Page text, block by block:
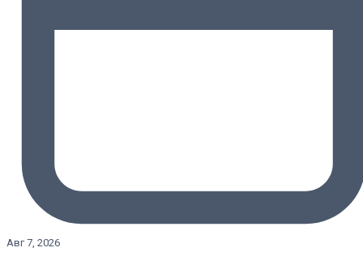
Авг 7, 2026